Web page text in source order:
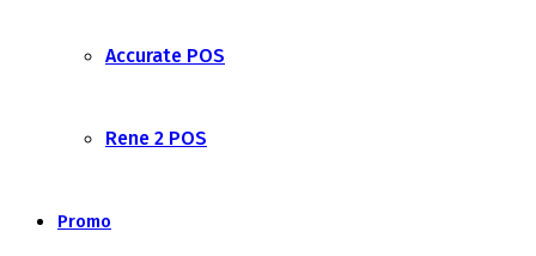
Accurate POS
Rene 2 POS
Promo